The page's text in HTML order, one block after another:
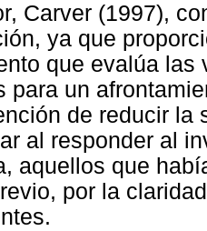
Carver (1997),
ya que
que evalúa
para un
de reducir la
al responder al
aquellos que
por la